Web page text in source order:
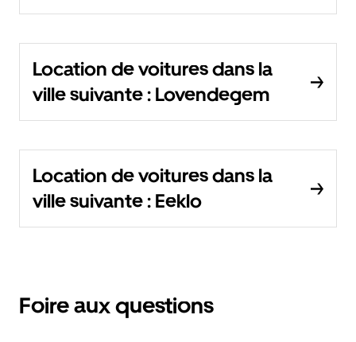
Location de voitures dans la
ville suivante : Lovendegem
Location de voitures dans la
ville suivante : Eeklo
Foire aux questions